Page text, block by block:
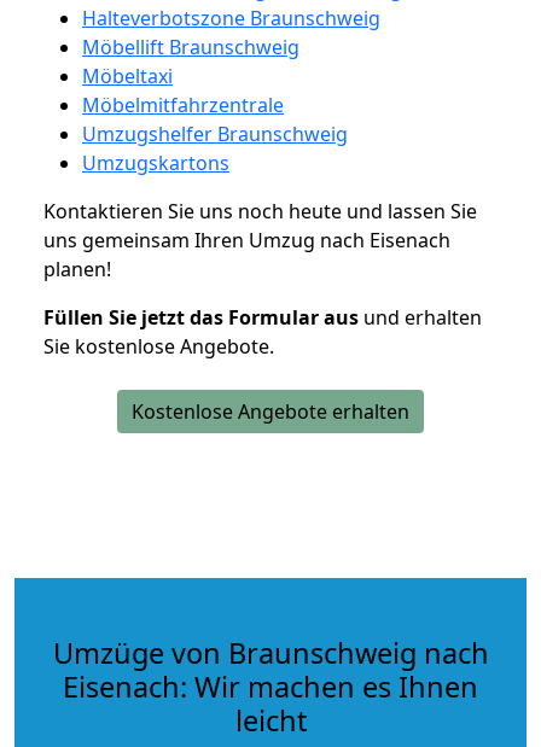
Halteverbotszone Braunschweig
Möbellift Braunschweig
Möbeltaxi
Möbelmitfahrzentrale
Umzugshelfer Braunschweig
Umzugskartons
Kontaktieren Sie uns noch heute und lassen Sie
uns gemeinsam Ihren Umzug nach Eisenach
planen!
Füllen Sie jetzt das Formular aus und erhalten
Sie kostenlose Angebote.
Kostenlose Angebote erhalten
Umzüge von Braunschweig nach
Eisenach: Wir machen es Ihnen
leicht